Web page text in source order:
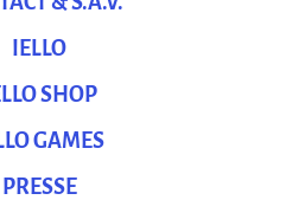
IELLO
SHOP
GAMES
PRESSE